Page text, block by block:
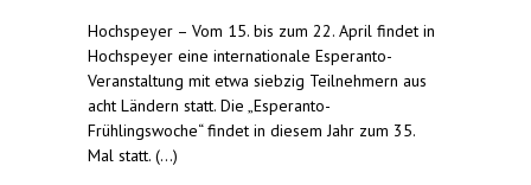
Hochspeyer – Vom 15. bis zum 22. April findet in
Hochspeyer eine internationale Esperanto-
Veranstaltung mit etwa siebzig Teilnehmern aus
acht Ländern statt. Die „Esperanto-
Frühlingswoche“ findet in diesem Jahr zum 35.
Mal statt. (...)